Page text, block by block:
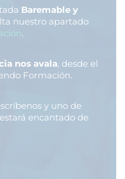
Baremable y
nuestro apartado
.
nos avala, desde el
Formación.
y uno de
encantado de